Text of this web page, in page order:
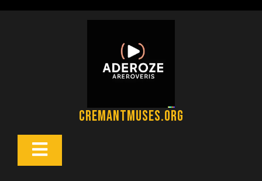
cremantmuses.org
Botón